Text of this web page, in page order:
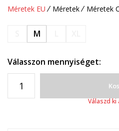
Méretek EU Méretek Méretek
M
Válasszon mennyiséget:
Válaszd ki